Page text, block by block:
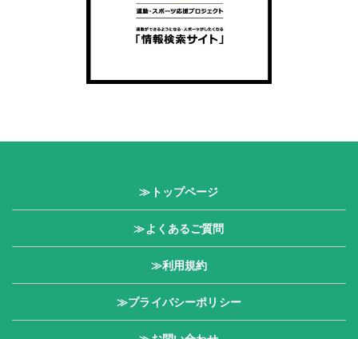
≫トップページ
≫よくあるご質問
≫利用規約
≫プライバシーポリシー